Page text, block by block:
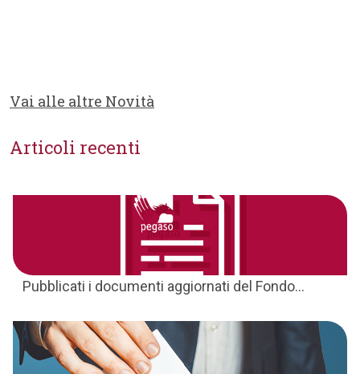
Vai alle altre Novità
Articoli recenti
Pubblicati i documenti aggiornati del Fondo...